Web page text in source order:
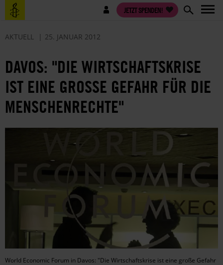
Direkt
zum
Benutzermenü JETZT SPENDEN!
AKTUELL 25. JANUAR 2012
DAVOS: "DIE WIRTSCHAFTSKRISE
IST EINE GROSSE GEFAHR FÜR DIE M
ENSCHENRECHTE"
World Economic Forum in Davos: "Die Wirtschaftskrise ist eine große Gefahr